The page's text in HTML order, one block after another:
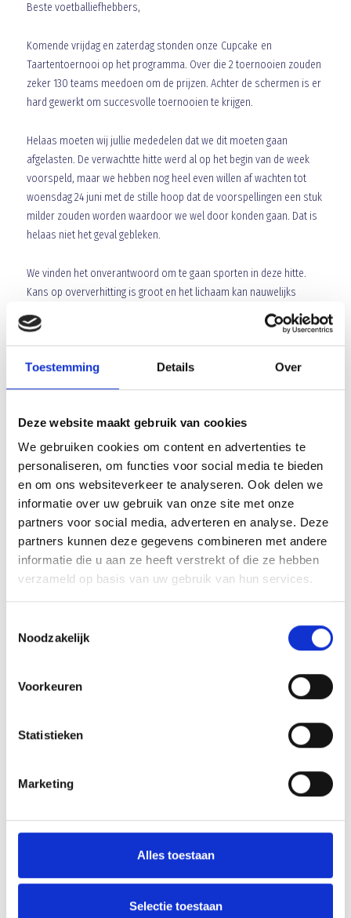
Toestemming Details Over
Deze website maakt gebruik van cookies
We gebruiken cookies om content en advertenties te
personaliseren, om functies voor social media te bieden
en om ons websiteverkeer te analyseren. Ook delen we
informatie over uw gebruik van onze site met onze
partners voor social media, adverteren en analyse. Deze
partners kunnen deze gegevens combineren met andere
informatie die u aan ze heeft verstrekt of die ze hebben
verzameld op basis van uw gebruik van hun services.
Noodzakelijk
Voorkeuren
Statistieken
Marketing
Alles toestaan
Selectie toestaan
Beste voetballiefhebbers,
Komende vrijdag en zaterdag stonden onze Cupcake en
Taartentoernooi op het programma. Over die 2 toernooien zouden
zeker 130 teams meedoen om de prijzen. Achter de schermen is er
hard gewerkt om succesvolle toernooien te krijgen.
Helaas moeten wij jullie mededelen dat we dit moeten gaan
afgelasten. De verwachtte hitte werd al op het begin van de week
voorspeld, maar we hebben nog heel even willen af wachten tot
woensdag 24 juni met de stille hoop dat de voorspellingen een stuk
milder zouden worden waardoor we wel door konden gaan. Dat is
helaas niet het geval gebleken.
We vinden het onverantwoord om te gaan sporten in deze hitte.
Kans op oververhitting is groot en het lichaam kan nauwelijks
warmte kwijt. Ook hebben we enkele toernooien op kunstgras waar
het alleen al 5 graden warmer op is.
We willen via deze weg iedereen bedanken die heeft geholpen met
het opzetten van de toernooien of heeft toegezegd te komen
hetzelfde te doen. Net als de teams die zich aangemeld hebben. Die
zien we graag volgend seizoen weer terug, hopende op beter weer.
Wanneer deze nieuwe toernooien zijn, zullen we begin komend
seizoen gaan communiceren.
Voor nu: Een fijne zomervakantie gewenst en tot volgend seizoen!
De toernooicommissie
Voorlopige teamindelingen 2026/2027
AANMELDEN LID